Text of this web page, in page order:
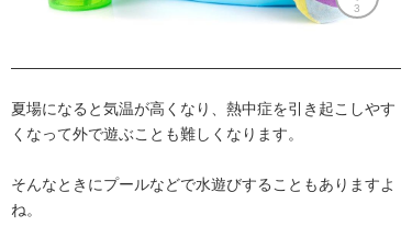
3
夏場になると気温が高くなり、熱中症を引き起こしやす
くなって外で遊ぶことも難しくなります。
そんなときにプールなどで水遊びすることもありますよ
ね。